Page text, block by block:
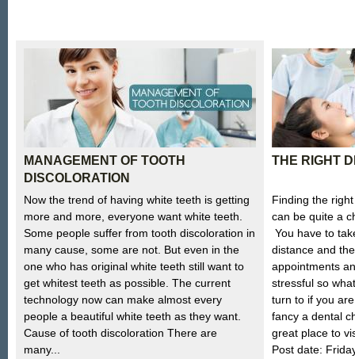
MANAGEMENT OF TOOTH
DISCOLORATION
Now the trend of having white teeth is getting
more and more, everyone want white teeth.
Some people suffer from tooth discoloration in
many cause, some are not. But even in the
one who has original white teeth still want to
get whitest teeth as possible. The current
technology now can make almost every
people a beautiful white teeth as they want.
Cause of tooth discoloration There are
many...
THE RIGHT
Finding the
can be quite a
You have to
distance and
appointments
stressful so
turn to if you
fancy a dental
great place to
Post date: